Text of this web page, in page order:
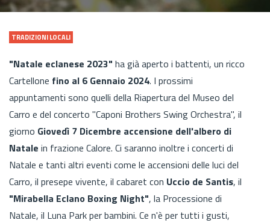
TRADIZIONI LOCALI
"Natale eclanese 2023" ha già aperto i battenti, un ricco
Cartellone fino al 6 Gennaio 2024. I prossimi
appuntamenti sono quelli della Riapertura del Museo del
Carro e del concerto "Caponi Brothers Swing Orchestra", il
giorno Giovedì 7 Dicembre accensione dell'albero di
Natale in frazione Calore. Ci saranno inoltre i concerti di
Natale e tanti altri eventi come le accensioni delle luci del
Carro, il presepe vivente, il cabaret con Uccio de Santis, il
"Mirabella Eclano Boxing Night", la Processione di
Natale, il Luna Park per bambini. Ce n'è per tutti i gusti,